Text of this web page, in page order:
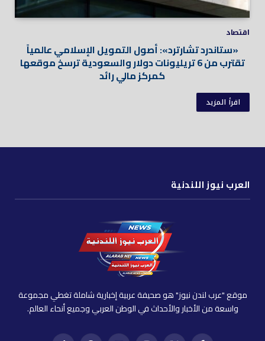
اقتصاد
«ستاندرد تشارترد»: أصول التمويل الإسلامي عالمياً
تقترب من 6 تريليونات دولار والسعودية ترسخ موقعها
كمركز مالي رائد
اقرأ المزيد
العرب نيوز اللندنية
موقع "عرب لندن نيوز" هو صحيفة عربية إخبارية شاملة تغطي مجموعة
واسعة من الأخبار والأحداث في الوطن العربي وجميع أنحاء العالم.